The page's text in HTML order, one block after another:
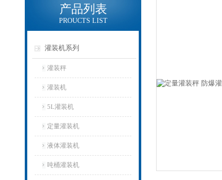
产品列表
PROUCTS LIST
灌装机系列
灌装秤
灌装机
5L灌装机
定量灌装机
液体灌装机
吨桶灌装机